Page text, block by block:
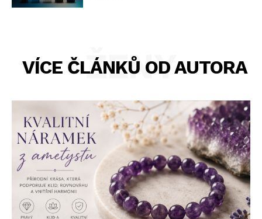
VÍCE ČLÁNKŮ OD AUTORA
ŽENY